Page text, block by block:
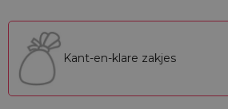
Kant-en-klare zakjes